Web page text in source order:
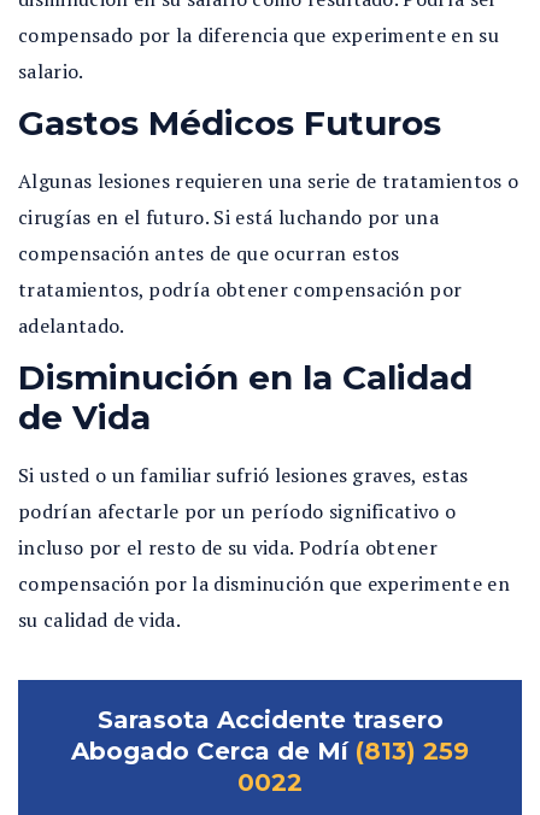
compensado por la diferencia que experimente en su
salario.
Gastos Médicos Futuros
Algunas lesiones requieren una serie de tratamientos o
cirugías en el futuro. Si está luchando por una
compensación antes de que ocurran estos
tratamientos, podría obtener compensación por
adelantado.
Disminución en la Calidad
de Vida
Si usted o un familiar sufrió lesiones graves, estas
podrían afectarle por un período significativo o
incluso por el resto de su vida. Podría obtener
compensación por la disminución que experimente en
su calidad de vida.
Sarasota Accidente trasero
Abogado Cerca de Mí (813) 259
0022